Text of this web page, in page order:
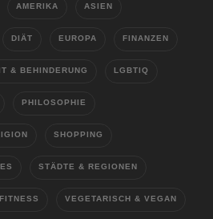
AMERIKA ASIEN
DIÄT EUROPA FINANZEN
& BEHINDERUNG LGBTIQ
PHILOSOPHIE
SHOPPING
STÄDTE & REGIONEN
VEGETARISCH & VEGAN